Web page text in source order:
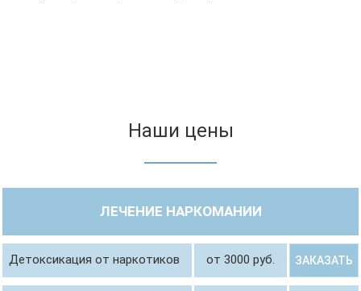
Наши цены
ЛЕЧЕНИЕ НАРКОМАНИИ
Детоксикация от наркотиков от 3000 руб. ЗАКАЗАТЬ